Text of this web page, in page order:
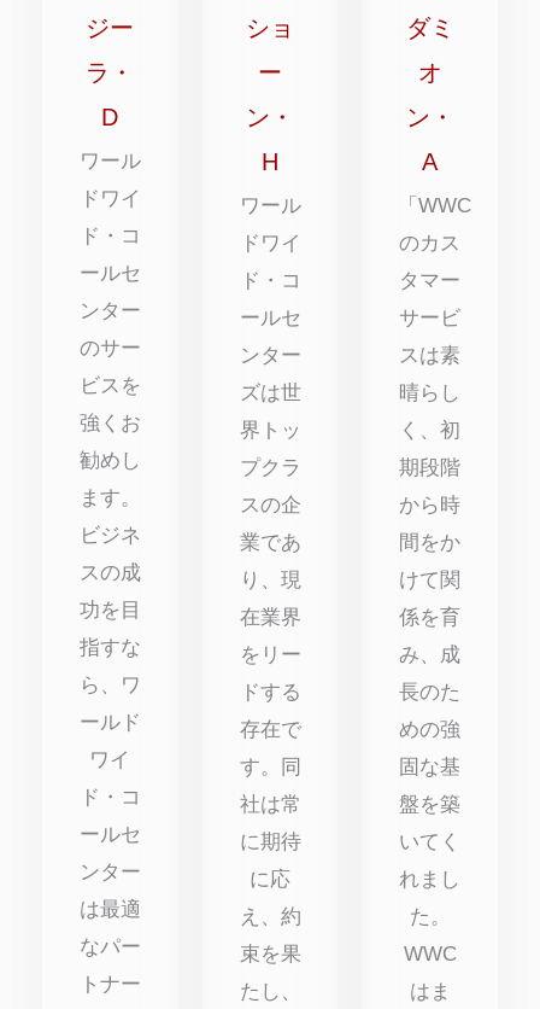
点
中
点
ジー
ラ・
D
ワール
ドワイ
ド・コ
ールセ
ンター
のサー
ビスを
強くお
勧めし
ます。
ビジネ
スの成
功を目
指すな
ら、ワ
ールド
ワイ
ド・コ
ールセ
ンター
は最適
なパー
トナー
点
中
5
ショ
ー
ン・
H
ワール
ドワイ
ド・コ
ールセ
ンター
ズは世
界トッ
プクラ
スの企
業であ
り、現
在業界
をリー
ドする
存在で
す。同
社は常
に期待
に応
え、約
束を果
たし、
点
5
ダミ
オ
ン・
A
「WWC
のカス
タマー
サービ
スは素
晴らし
く、初
期段階
から時
間をか
けて関
係を育
み、成
長のた
めの強
固な基
盤を築
いてく
れまし
た。
WWC
はま